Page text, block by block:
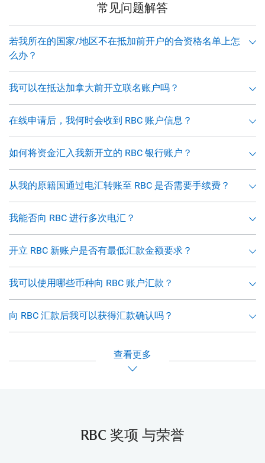
常见问题解答
若我所在的国家/地区不在抵加前开户的合资格名单上怎
么办？
我可以在抵达加拿大前开立联名账户吗？
在线申请后，我何时会收到 RBC 账户信息？
如何将资金汇入我新开立的 RBC 银行账户？
从我的原籍国通过电汇转账至 RBC 是否需要手续费？
我能否向 RBC 进行多次电汇？
开立 RBC 新账户是否有最低汇款金额要求？
我可以使用哪些币种向 RBC 账户汇款？
向 RBC 汇款后我可以获得汇款确认吗？
查看
RBC 奖项 与荣誉